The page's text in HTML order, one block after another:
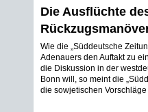
Die Ausflüchte
Wie die „Süddeutsche
Adenauers den Auftakt zu
die Diskussion in der
Bonn will, so meint die
die sowjetischen